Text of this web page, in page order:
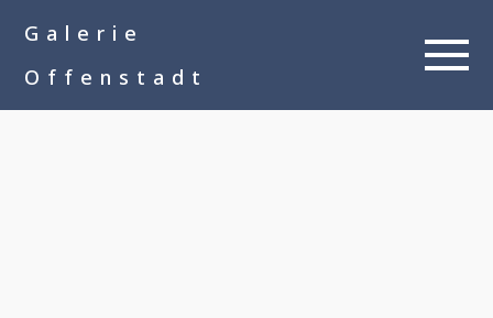
verification=__Kkl892DwMQgMkXsVxXcP8FPkKDh32a1qj3vnYFWbQ
Galerie
Offenstadt